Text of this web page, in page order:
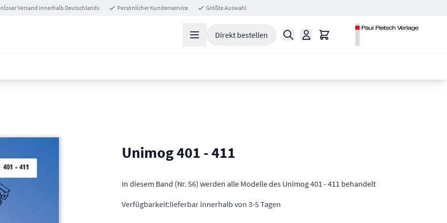
Versand innerhalb Deutschlands Persönlicher Kundenservice Größte Auswahl
Direkt bestellen Suche Warenkorb
Unimog 401 - 411
In diesem Band (Nr. 56) werden alle Modelle des Unimog 401 - 411 behandelt
Verfügbarkeit:lieferbar innerhalb von 3-5 Tagen